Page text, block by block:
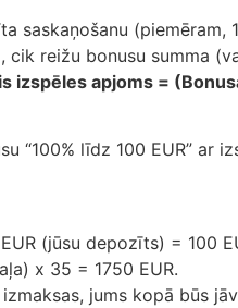
(piemēram,
cik reižu bonusu summa
izspēles apjoms =
“100% līdz 100 EUR” ar
(jūsu depozīts) = 100
x 35 = 1750 EUR.
jums kopā būs